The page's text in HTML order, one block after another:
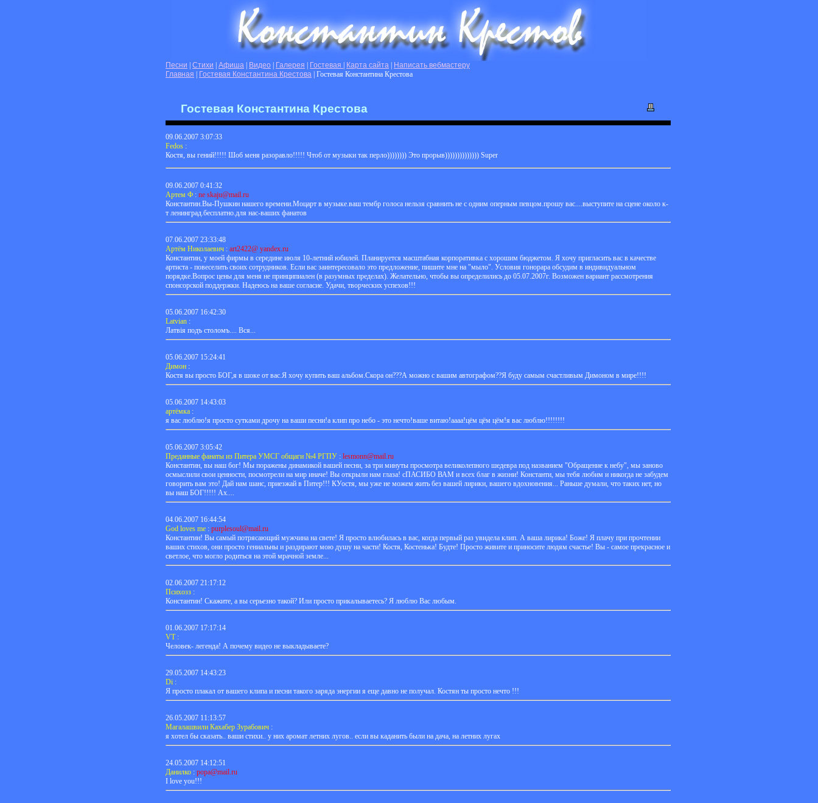
Песни Стихи Афиша Видео Галерея Гостевая Карта сайта
Написать вебмастеру
Главная
Гостевая Константина Крестова | Гостевая Константина Крестова
Гостевая Константина Крестова
09.06.2007 3:07:33
Fedos :
Костя, вы гений!!!!! Шоб меня разоравло!!!!! Чтоб от музыки так перло)))))))) Это прорыв)))))))))))))) Super
09.06.2007 0:41:32
Артем Ф : ne skaju@mail.ru
Константин.Вы-Пушкин нашего времени.Моцарт в музыке.ваш тембр голоса нельзя сравнить не с одним оперным певцом.прошу вас....выступите на сцене около к-
т ленинград.бесплатно.для нас-ваших фанатов
07.06.2007 23:33:48
Артём Николаевич : art2422@ yandex.ru
Константин, у моей фирмы в середине июля 10-летний юбилей. Планируется масштабная корпоративка с хорошим бюджетом. Я хочу пригласить вас в качестве
артиста - повеселить своих сотрудников. Если вас заинтересовало это предложение, пишите мне на "мыло". Условия гонорара обсудим в индивидуальном
порядке.Вопрос цены для меня не принципиален (в разумных пределах). Желательно, чтобы вы определились до 05.07.2007г. Возможен вариант рассмотрения
спонсорской поддержки. Надеюсь на ваше согласие. Удачи, творческих успехов!!!
05.06.2007 16:42:30
Latvian :
Латвiя подъ столомъ.... Вся...
05.06.2007 15:24:41
Димон :
Костя вы просто БОГ,я в шоке от вас.Я хочу купить ваш альбом.Скора он???А можно с вашим автографом??Я буду самым счастливым Димоном в мире!!!!
05.06.2007 14:43:03
артёмка :
я вас люблю!я просто сутками дрочу на ваши песни!а клип про небо - это нечто!ваше витаю!аааа!цём цём цём!я вас люблю!!!!!!!!
05.06.2007 3:05:42
Преданные фанаты из Питера УМСГ общаги №4 РГПУ : lesmonn@mail.ru
Константин, вы наш бог! Мы поражены динамикой вашей песни, за три минуты просмотра великолепного шедевра под названием "Обращение к небу", мы заново
осмыслили свои ценности, посмотрели на мир иначе! Вы открыли нам глаза! сПАСИБО ВАМ и всех благ в жизни! Константи, мы тебя любим и никогда не забудем
говорить вам это! Дай нам шанс, приезжай в Питер!!! КУостя, мы уже не можем жить без вашей лирики, вашего вдохновения... Раньше думали, что таких нет, но
вы наш БОГ!!!!! Ах....
04.06.2007 16:44:54
God loves me : purplesoul@mail.ru
Константин! Вы самый потрясающий мужчина на свете! Я просто влюбилась в вас, когда первый раз увидела клип. А ваша лирика! Боже! Я плачу при прочтении
ваших стихов, они просто гениальны и раздирают мою душу на части! Костя, Костенька! Будте! Просто живите и приносите людям счастье! Вы - самое прекрасное и
светлое, что могло родиться на этой мрачной земле...
02.06.2007 21:17:12
Психозз :
Константин! Скажите, а вы серьезно такой? Или просто прикалываетесь? Я люблю Вас любым.
01.06.2007 17:17:14
VT:
Человек- легенда! А почему видео не выкладываете?
29.05.2007 14:43:23
Di :
Я просто плакал от вашего клипа и песни такого заряда энергии я еще давно не получал. Костян ты просто нечто !!!
26.05.2007 11:13:57
Магалашвили Кахабер Зурабович :
я хотел бы сказать.. ваши стихи.. у них аромат летних лугов.. если вы каданить были на дача, на летних лугах
24.05.2007 14:12:51
Данилко : popa@mail.ru
I love you!!!